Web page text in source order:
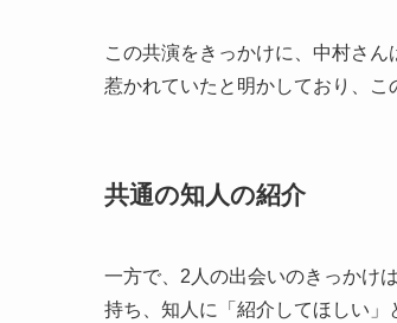
この共演をきっかけに、中村さ
惹かれていたと明かしており、こ
共通の知人の紹介
一方で、2人の出会いのきっかけ
持ち、知人に「紹介してほしい